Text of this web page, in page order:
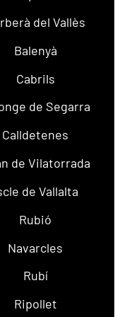
del Vallès
Balenyà
Cabrils
de Segarra
Calldetenes
de Vilatorrada
de Vallalta
Rubió
Navarcles
Rubí
Ripollet